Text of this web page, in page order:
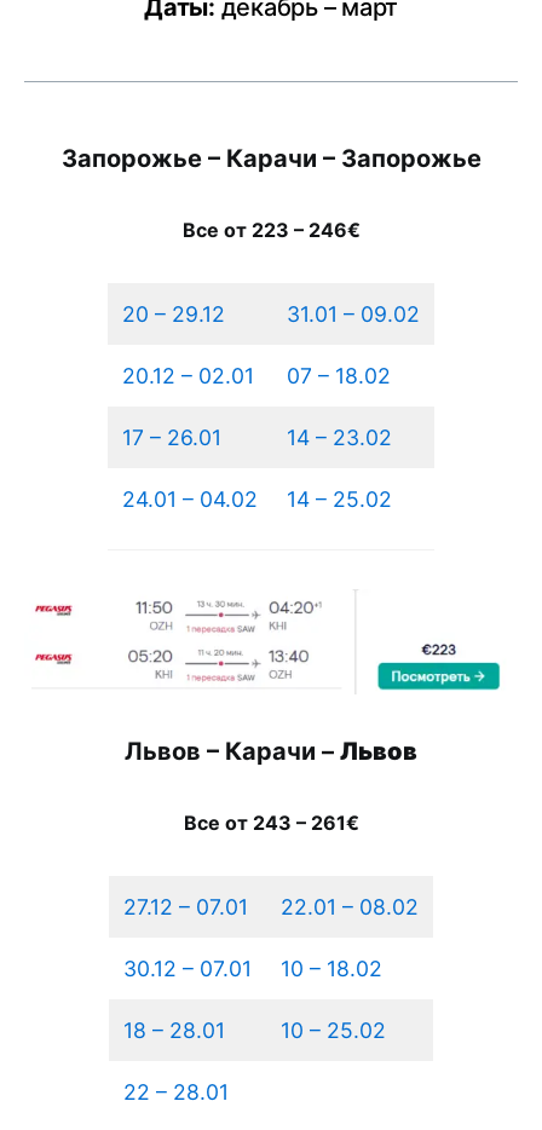
Даты: декабрь – март
Запорожье – Карачи – Запорожье
Все от 223 – 246€
20 – 29.12 31.01 – 09.02
20.12 – 02.01 07 – 18.02
17 – 26.01 14 – 23.02
24.01 – 04.02 14 – 25.02
Львов – Карачи – Львов
Все от 243 – 261€
27.12 – 07.01 22.01 – 08.02
30.12 – 07.01 10 – 18.02
18 – 28.01 10 – 25.02
22 – 28.01